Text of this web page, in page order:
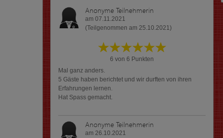
Anonyme Teilnehmerin
am 07.11.2021
(Teilgenommen am 25.10.2021)
6 von 6 Punkten
Mal ganz anders.
5 Gäste haben berichtet und wir durften von ihren
Erfahrungen lernen.
Hat Spass gemacht.
Anonyme Teilnehmerin
am 26.10.2021